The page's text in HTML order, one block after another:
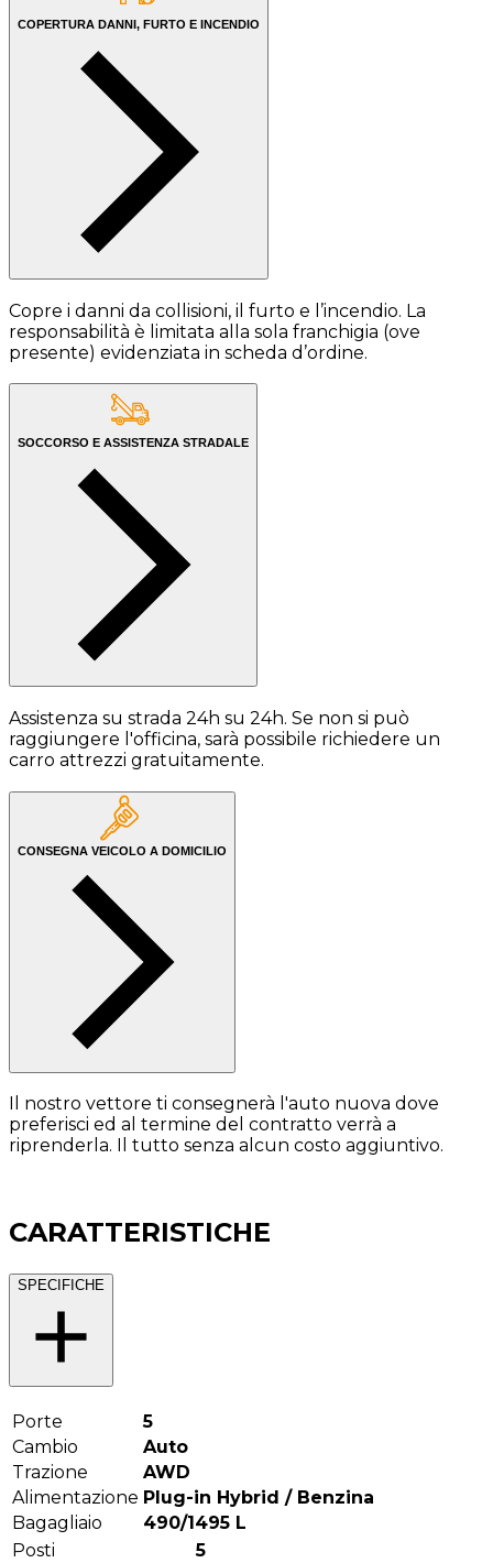
COPERTURA DANNI, FURTO E INCENDIO
Copre i danni da collisioni, il furto e l’incendio. La
responsabilità è limitata alla sola franchigia (ove
presente) evidenziata in scheda d’ordine.
SOCCORSO E ASSISTENZA STRADALE
Assistenza su strada 24h su 24h. Se non si può
raggiungere l'officina, sarà possibile richiedere un
carro attrezzi gratuitamente.
CONSEGNA VEICOLO A DOMICILIO
Il nostro vettore ti consegnerà l'auto nuova dove
preferisci ed al termine del contratto verrà a
riprenderla. Il tutto senza alcun costo aggiuntivo.
CARATTERISTICHE
SPECIFICHE
Porte
5
Cambio
Auto
Trazione
AWD
Alimentazione Plug-in Hybrid / Benzina
Bagagliaio
490/1495 L
Posti
5